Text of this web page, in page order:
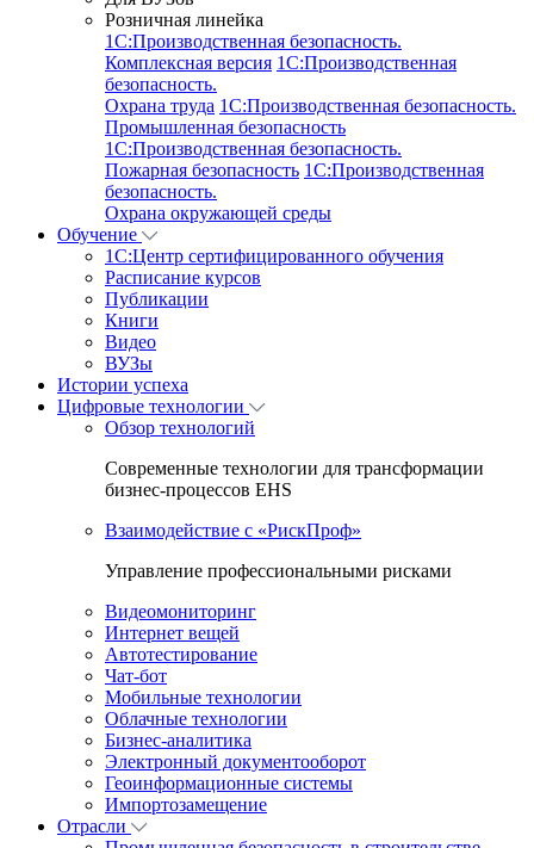
Розничная линейка
1C:Производственная безопасность.
Комплексная версия 1C:Производственная
безопасность.
Охрана труда 1C:Производственная безопасность.
Промышленная безопасность
1C:Производственная безопасность.
Пожарная безопасность 1C:Производственная
безопасность.
Охрана окружающей среды
Обучение
1C:Центр сертифицированного обучения
Расписание курсов
Публикации
Книги
Видео
ВУЗы
Истории успеха
Цифровые технологии
Обзор технологий
Современные технологии для трансформации
бизнес-процессов EHS
Взаимодействие с «РискПроф»
Управление профессиональными рисками
Видеомониторинг
Интернет вещей
Автотестирование
Чат-бот
Мобильные технологии
Облачные технологии
Бизнес-аналитика
Электронный документооборот
Геоинформационные системы
Импортозамещение
Отрасли